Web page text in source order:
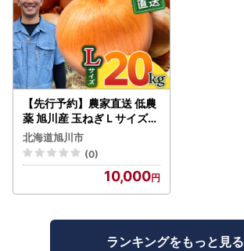
【先行予約】農家直送 低農
薬 旭川産 玉ねぎＬサイズ2
0kg(2026年9月発送開始
予定)_ | 玉ねぎ 05935
北海道旭川市
(0)
10,000
ランキングをもっと見る